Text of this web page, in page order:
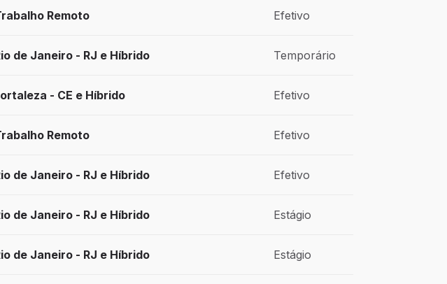
Remoto Efetivo
de Janeiro - RJ e Híbrido Temporário
- CE e Híbrido Efetivo
Remoto Efetivo
de Janeiro - RJ e Híbrido Efetivo
de Janeiro - RJ e Híbrido Estágio
de Janeiro - RJ e Híbrido Estágio